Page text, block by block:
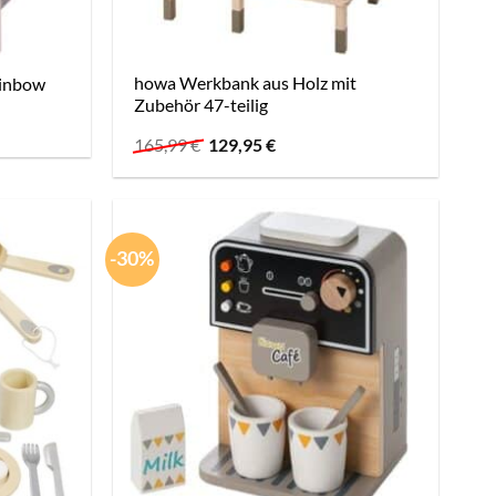
howa Werkbank aus Holz mit
Zubehör 47-teilig
165,99€ Ursprünglicher
Preis
war:
129,95€Aktueller
ist:
-30%